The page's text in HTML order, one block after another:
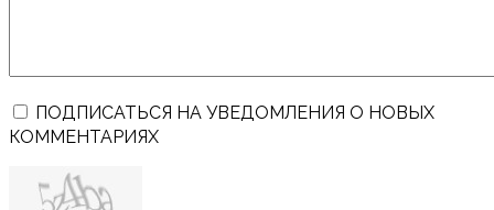
ПОДПИСАТЬСЯ НА УВЕДОМЛЕНИЯ О НОВЫХ
КОММЕНТАРИЯХ